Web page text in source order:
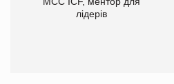
лідерів